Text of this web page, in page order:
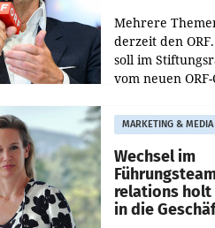
Mehrere
derzeit den
soll im
vom neuen
Besetzungen für
Direktionen
werden.
MARKETING & MEDIA
Wechsel im
relations holt
in die